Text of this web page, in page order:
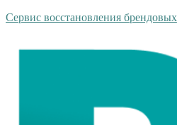
Сервис восстановления